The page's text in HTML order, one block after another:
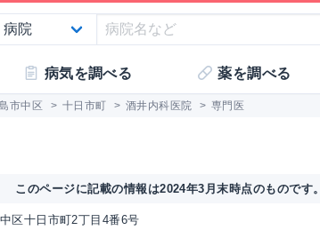
病気を調べる 薬を調べる
市中区 > 十日市町 > 酒井内科医院 > 専門医
このページに記載の情報は2024年3月末時点のものです。
区十日市町2丁目4番6号